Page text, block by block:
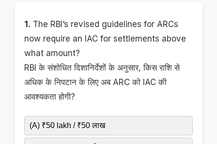
1. The RBI’s revised guidelines for ARCs
now require an IAC for settlements above
what amount?
RBI के संशोधित दिशानिर्देशों के अनुसार, किस राशि से
अधिक के निपटान के लिए अब ARC को IAC की
आवश्यकता होगी?
(A) ₹50 lakh / ₹50 लाख